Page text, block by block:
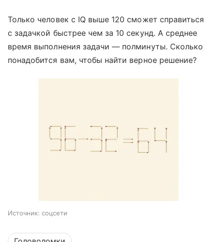
Только человек с IQ выше 120 сможет справиться
с задачкой быстрее чем за 10 секунд. А среднее
время выполнения задачи — полминуты. Сколько
понадобится вам, чтобы найти верное решение?
Источник: соцсети